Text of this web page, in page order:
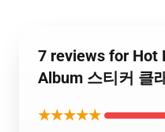
7 reviews for Hot
Album 스티커 클
★★★★★